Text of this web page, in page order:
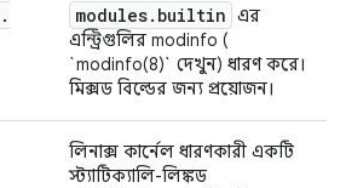
.
modules. builtin এর
এন্ট্রিগুলির modinfo (
`modinfo(8)` দেখুন) ধারণ করে।
মিক্সড বিল্ডের জন্য প্রয়োজন।
লিনাক্স কার্নেল ধারণকারী একটি
স্ট্যাটিক্যালি-লিঙ্কড